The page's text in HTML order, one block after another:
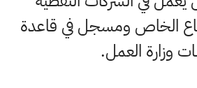
الخاص ومسجل في قاعدة
وزارة العمل.